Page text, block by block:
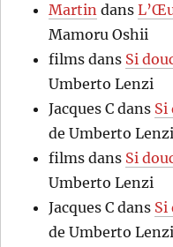
Martin dans
Mamoru Oshii
films dans Si
Umberto Lenzi
Jacques C dans Si
de Umberto Lenzi
films dans Si
Umberto Lenzi
Jacques C dans Si
de Umberto Lenzi